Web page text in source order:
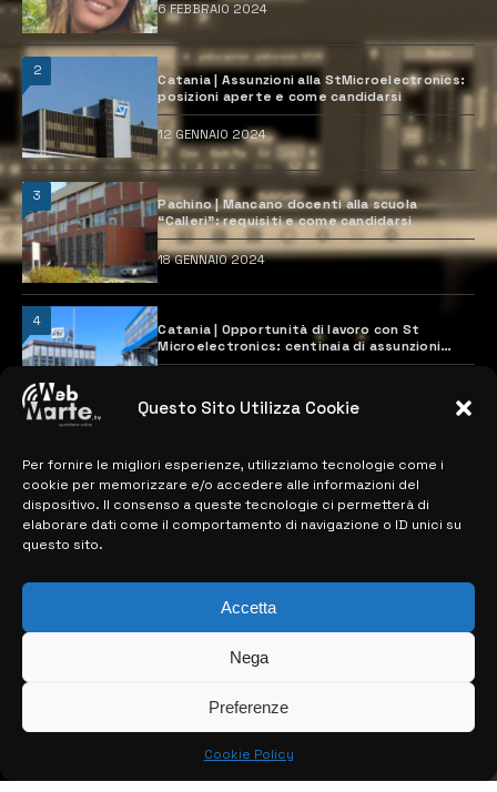
Questo Sito Utilizza Cookie
Per fornire le migliori esperienze, utilizziamo tecnologie come i
cookie per memorizzare e/o accedere alle informazioni del
dispositivo. Il consenso a queste tecnologie ci permetterà di
elaborare dati come il comportamento di navigazione o ID unici su
questo sito.
Accetta
Nega
Preferenze
Cookie Policy
6 FEBBRAIO 2024
2
Catania | Assunzioni alla StMicroelectronics:
posizioni aperte e come candidarsi
12 GENNAIO 2024
3
Pachino | Mancano docenti alla scuola
“Calleri”: requisiti e come candidarsi
18 GENNAIO 2024
4
Catania | Opportunità di lavoro con St
Microelectronics: centinaia di assunzioni
previste
MAPPA DEL SITO
> NOTIZIE